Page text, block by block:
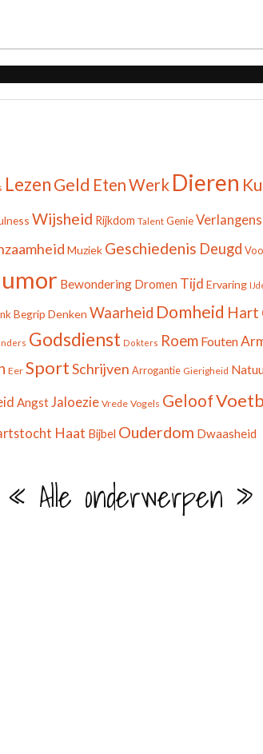
LezenGeld EtenWerk Dieren
Wijsheid Rijkdom Talent GenieVerlangens
Muziek Geschiedenis Deugd
Bewondering Dromen Tijd Ervaring
Begrip Denken Waarheid Domheid Hart
Godsdienst Dokters Roem Fouten
Eer SportSchrijven Arrogantie Gierigheid
AngstJaloezie Vrede Vogels Geloof
Haat Bijbel Ouderdom Dwaasheid
« Alle onderwerpen »